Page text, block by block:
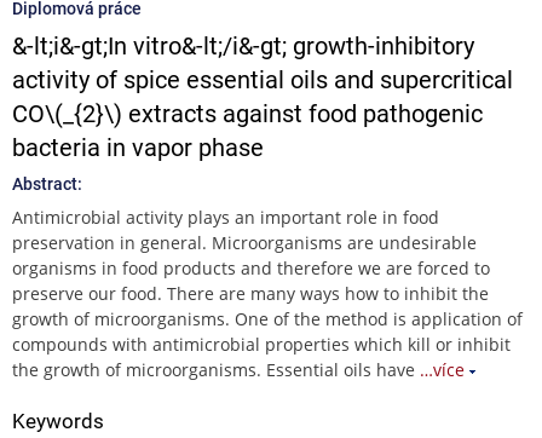
Diplomová práce
&-lt;i&-gt;In vitro&-lt;/i&-gt; growth-inhibitory
activity of spice essential oils and supercritical
CO\(_{2}\) extracts against food pathogenic
bacteria in vapor phase
Abstract:
Antimicrobial activity plays an important role in food
preservation in general. Microorganisms are undesirable
organisms in food products and therefore we are forced to
preserve our food. There are many ways how to inhibit the
growth of microorganisms. One of the method is application of
compounds with antimicrobial properties which kill or inhibit
the growth of microorganisms. Essential oils have …více
Keywords